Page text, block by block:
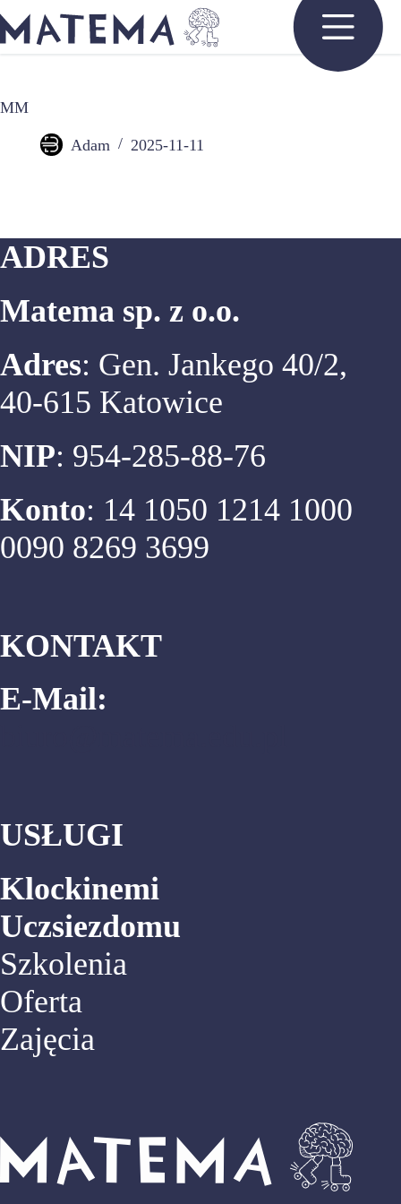
do
treści
MM
Adam 2025-11-11
ADRES
Matema sp. z o.o.
Adres: Gen. Jankego 40/2,
40-615 Katowice
NIP: 954-285-88-76
Konto: 14 1050 1214 1000
0090 8269 3699
KONTAKT
E-Mail:
USŁUGI
Klockinemi
Uczsiezdomu
Szkolenia
Oferta
Zajęcia